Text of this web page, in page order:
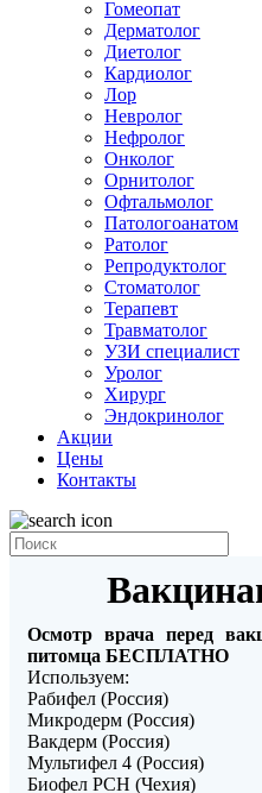
Гомеопат
Дерматолог
Диетолог
Кардиолог
Лор
Невролог
Нефролог
Онколог
Орнитолог
Офтальмолог
Патологоанатом
Ратолог
Репродуктолог
Стоматолог
Терапевт
Травматолог
УЗИ специалист
Уролог
Хирург
Эндокринолог
Акции
Цены
Контакты
Осмотр врача перед
питомца БЕСПЛАТНО
Используем:
Рабифел (Россия)
Микродерм (Россия)
Вакдерм (Россия)
Мультифел 4 (Россия)
Биофел PCH (Чехия)